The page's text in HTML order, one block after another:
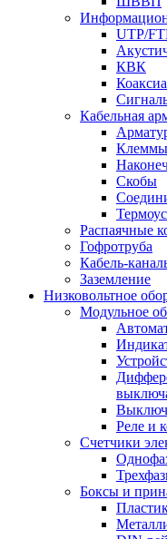
UTP/
КВК
Кабельная
Клеммы
Скобы
Распаячные
Гофротруба
Кабель-
Заземление
Низковольтное
Модульное
Реле и
Счетчики
Боксы и